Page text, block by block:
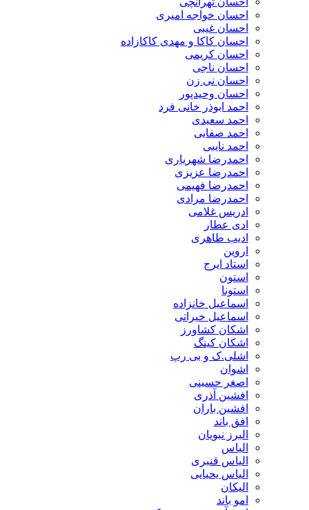
احسان خواجه امیری
احسان غیبی
احسان کاکا و مهدی کاکازاده
احسان کریمی
احسان ناجی
احسان نی زن
احسان وحیدپور
احمد ابوذر خانی فرد
احمد سعیدی
احمد صفایی
احمد نایبی
احمدرضا شهریاری
احمدرضا عزیزی
احمدرضا فهیمی
احمدرضا مرادی
ادریس غلامی
ادی عطار
ادیب طاهری
اروین
استاد ایرج
استون
استونا
اسماعیل خانزاده
اسماعیل خیراتی
اشکان کشاورز
اشکان کینگ
اشلی.ک و بی رپ
اشوان
اصغر حسینی
افشین آذری
افشین باران
افق باند
البرز نبویان
الیاس
الیاس قنبرى
الیاس یحیایی
الیکان
امو باند